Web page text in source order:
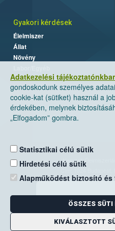
Adatkezelési
gondoskodunk személyes
cookie-kat (sütiket) használ a
érdekében, melynek
„Elfogadom” gombra.
Statisztikai célú sütik
Hirdetési célú sütik
Alapműködést biztosító
ÖSSZES SÜTI
KIVÁLASZTOTT
Gyakori kérdések
Élelmiszer
Állat
Növény
Nemzeti
Levelezési cím:
E-mail:
Zöld szám:
Telefon: